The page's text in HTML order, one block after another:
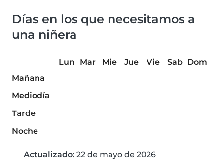
Días en los que necesitamos a
una niñera
Lun Mar Mie Jue Vie Sab
Dom
Mañana
Mediodía
Tarde
Noche
Actualizado: 22 de mayo de 2026